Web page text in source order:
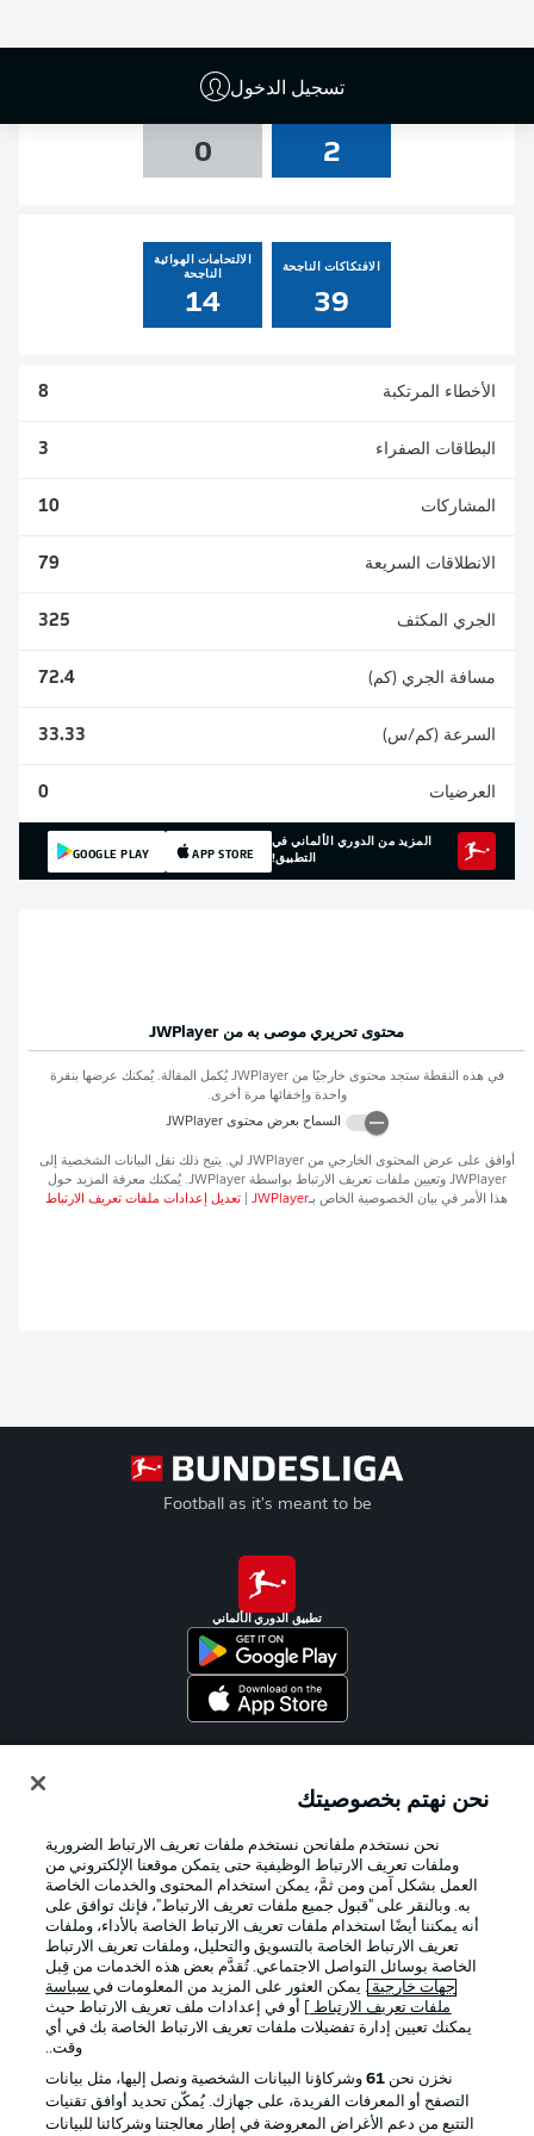
تسجيل الدخول
2
0
الافتكاكات الناجحة
39
الالتحامات الهوائية
الناجحة
14
الأخطاء المرتكبة 8
البطاقات الصفراء 3
المشاركات 10
الانطلاقات السريعة 79
الجري المكثف 325
مسافة الجري (كم) 72.4
السرعة (كم/س) 33.33
العرضيات 0
المزيد من الدوري الألماني في
التطبيق!
APP STORE
GOOGLE PLAY
محتوى تحريري موصى به من JWPlayer
في هذه النقطة ستجد محتوى خارجيًا منJWPlayer يُكمل المقالة. يُمكنك عرضها بنقرة
واحدة وإخفائها مرة أخرى.
السماح بعرض محتوىJWPlayer
أوافق على عرض المحتوى الخارجي منJWPlayer لي. يتيح ذلك نقل البيانات الشخصية إلى
JWPlayer وتعيين ملفات تعريف الارتباط بواسطةJWPlayer. يُمكنك معرفة المزيد حول
هذا الأمر في بيان الخصوصية الخاص بـJWPlayer تعديل إعدادات ملفات تعريف الارتباط
Football as it's meant to be
تطبيق الدوري الألماني
الإعلانات الإخطارات القانونية
شروط الاستخدام الوظائف
نحن نهتم بخصوصيتك
نحن نستخدم ملفانحن نستخدم ملفات تعريف الارتباط الضرورية
وملفات تعريف الارتباط الوظيفية حتى يتمكن موقعنا الإلكتروني من
العمل بشكل آمن ومن ثمَّ، يمكن استخدام المحتوى والخدمات الخاصة
به. وبالنقر على "قبول جميع ملفات تعريف الارتباط"، فإنك توافق على
أنه يمكننا أيضًا استخدام ملفات تعريف الارتباط الخاصة بالأداء، وملفات
تعريف الارتباط الخاصة بالتسويق والتحليل، وملفات تعريف الارتباط
الخاصة بوسائل التواصل الاجتماعي. تُقدَّم بعض هذه الخدمات من قِبل
جهات خارجية . يمكن العثور على المزيد من المعلومات في سياسة
ملفات تعريف الارتباط
] أو في إعدادات ملف تعريف الارتباط حيث
يمكنك تعيين إدارة تفضيلات ملفات تعريف الارتباط الخاصة بك في أي
وقت..
نخزن نحن 61وشركاؤنا البيانات الشخصية ونصل إليها، مثل بيانات
التصفح أو المعرفات الفريدة، على جهازك. يُمكّن تحديد أوافق تقنيات
التتبع من دعم الأغراض المعروضة في إطار معالجتنا وشركائنا للبيانات